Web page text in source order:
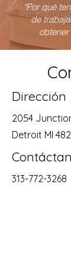
"Por qué
de
Dirección
2054
Detroit MI
313-772-3268